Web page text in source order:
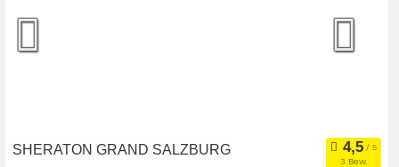
Seminarteilnehmer:
SHERATON GRAND SALZBURG
3 Bew.